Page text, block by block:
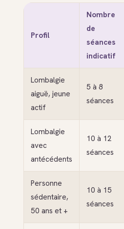
Profil
Nombre
de
séances
indicatif
Lombalgie
aiguë, jeune
actif
5 à 8
séances
Lombalgie
avec
antécédents
10 à 12
séances
Personne
sédentaire,
50 ans et +
10 à 15
séances